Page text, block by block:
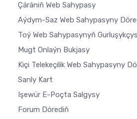
Çäräniň Web Sahypasy
Aýdym-Saz Web Sahypasyny
Toý Web Sahypasynyň
Mugt Onlaýn Bukjasy
Kiçi Telekeçilik Web Sahypasyny
Sanly Kart
Işewür E-Poçta Salgysy
Forum Dörediň